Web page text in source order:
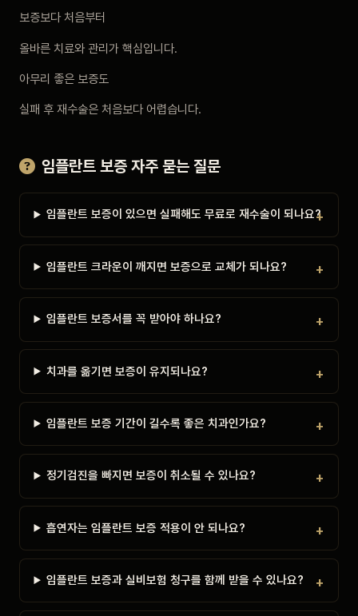
보증보다 처음부터
올바른 치료와 관리가 핵심입니다.
아무리 좋은 보증도
실패 후 재수술은 처음보다 어렵습니다.
임플란트 보증 자주 묻는 질문
임플란트 보증이 있으면 실패해도 무료로 재수술이 되나요?
임플란트 크라운이 깨지면 보증으로 교체가 되나요?
임플란트 보증서를 꼭 받아야 하나요?
치과를 옮기면 보증이 유지되나요?
임플란트 보증 기간이 길수록 좋은 치과인가요?
정기검진을 빠지면 보증이 취소될 수 있나요?
흡연자는 임플란트 보증 적용이 안 되나요?
임플란트 보증과 실비보험 청구를 함께 받을 수 있나요?